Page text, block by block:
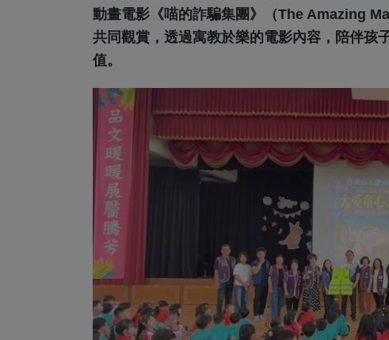
動畫電影《喵的詐騙集團》（The Amazing
共同觀賞，透過寓教於樂的電影內容，陪伴孩
值。